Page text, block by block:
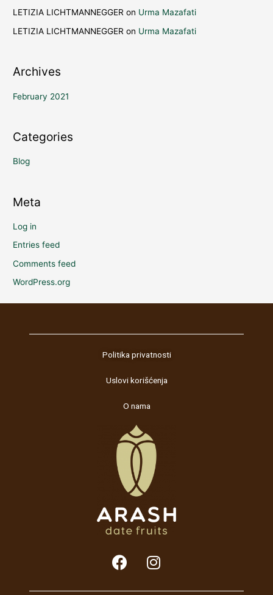
LETIZIA LICHTMANNEGGER on Urma Mazafati
LETIZIA LICHTMANNEGGER on Urma Mazafati
Archives
February 2021
Categories
Blog
Meta
Log in
Entries feed
Comments feed
WordPress.org
Politika privatnosti
Uslovi korišćenja
O nama
F
a
I
n